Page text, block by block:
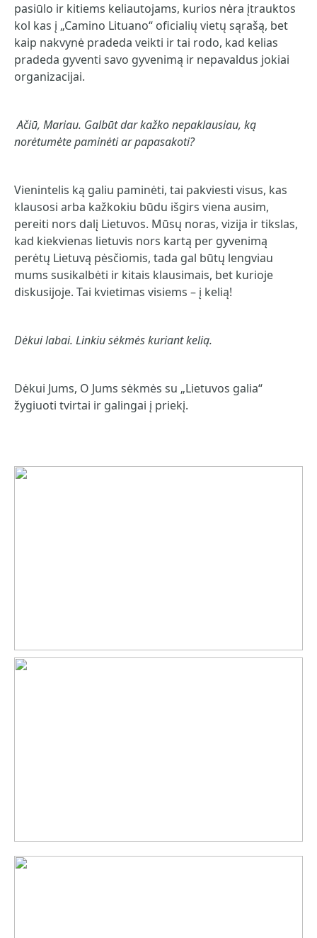
pasiūlo ir kitiems keliautojams, kurios nėra įtrauktos
kol kas į „Camino Lituano“ oficialių vietų sąrašą, bet
kaip nakvynė pradeda veikti ir tai rodo, kad kelias
pradeda gyventi savo gyvenimą ir nepavaldus jokiai
organizacijai.
Ačiū, Mariau. Galbūt dar kažko nepaklausiau, ką
norėtumėte paminėti ar papasakoti?
Vienintelis ką galiu paminėti, tai pakviesti visus, kas
klausosi arba kažkokiu būdu išgirs viena ausim,
pereiti nors dalį Lietuvos. Mūsų noras, vizija ir tikslas,
kad kiekvienas lietuvis nors kartą per gyvenimą
perėtų Lietuvą pėsčiomis, tada gal būtų lengviau
mums susikalbėti ir kitais klausimais, bet kurioje
diskusijoje. Tai kvietimas visiems – į kelią!
Dėkui labai. Linkiu sėkmės kuriant kelią.
Dėkui Jums, O Jums sėkmės su „Lietuvos galia“
žygiuoti tvirtai ir galingai į priekį.